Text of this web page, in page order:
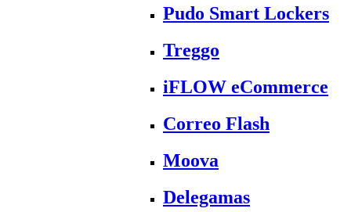
Pudo Smart Lockers
Treggo
iFLOW eCommerce
Correo Flash
Moova
Delegamas